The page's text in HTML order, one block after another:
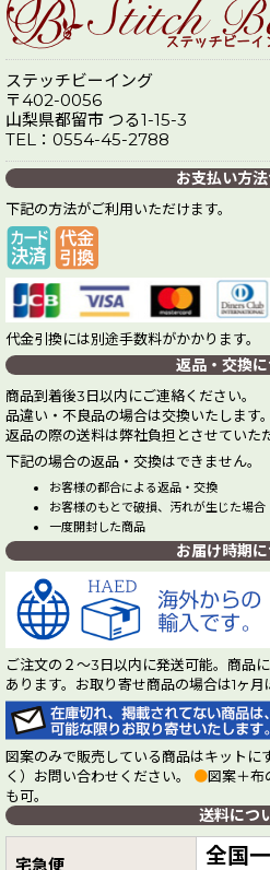
ステッチビーイング
〒402-0056
山梨県都留市 つる1-15-3
TEL：0554-45-2788
お支払い方
下記の方法がご利用いただけます。
代金引換には別途手数料がかかります。
返品・交換
商品到着後3日以内にご連絡ください。
品違い・不良品の場合は交換いたします。
返品の際の送料は弊社負担とさせていた
下記の場合の返品・交換はできません。
お客様の都合による返品・交換
お客様のもとで破損、汚れが生じた場合
一度開封した商品
お届け時期
ご注文の２～3日以内に発送可能。商品
あります。お取り寄せ商品の場合は1ヶ月
図案のみで販売している商品はキットに
く）お問い合わせください。 ●図案＋布
も可。
送料につ
宅急便 全国